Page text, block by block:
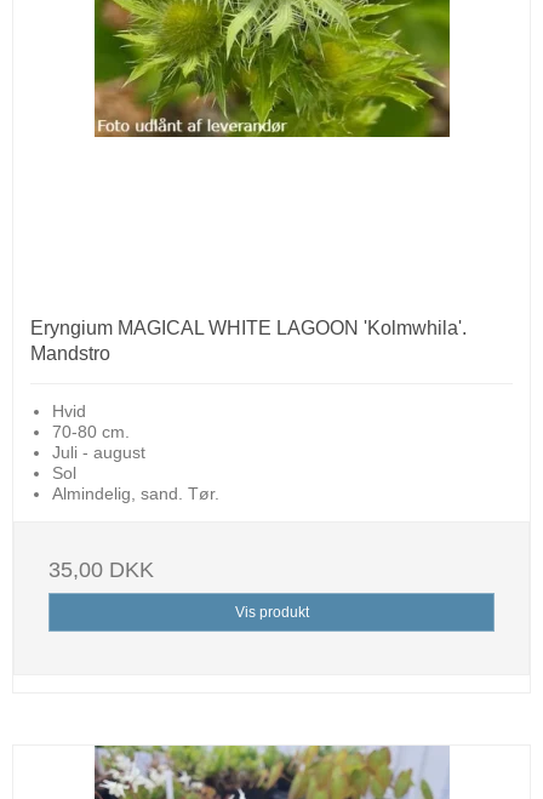
Eryngium MAGICAL WHITE LAGOON 'Kolmwhila'.
Mandstro
Hvid
70-80 cm.
Juli - august
Sol
Almindelig, sand. Tør.
35,00 DKK
Vis produkt